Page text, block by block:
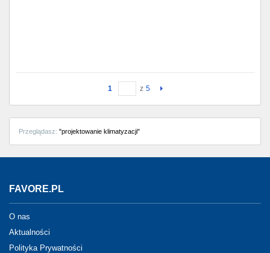
1 z 5
Przeglądasz: "projektowanie klimatyzacji"
FAVORE.PL
O nas
Aktualności
Polityka Prywatności